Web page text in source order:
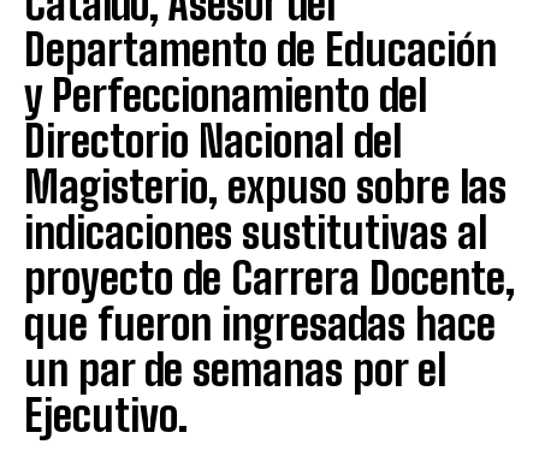
Departamento de Educación
y Perfeccionamiento del
Directorio Nacional del
Magisterio, expuso sobre las
indicaciones sustitutivas al
proyecto de Carrera Docente,
que fueron ingresadas hace
un par de semanas por el
Ejecutivo.